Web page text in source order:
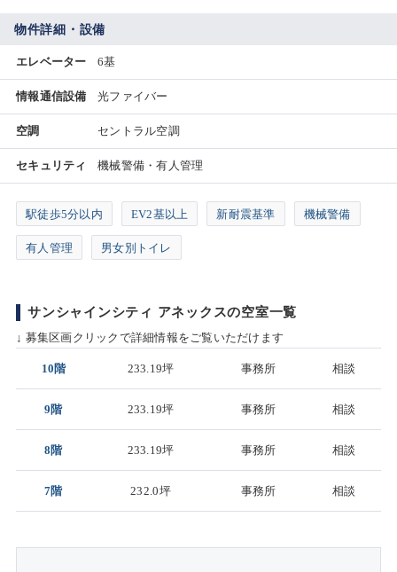
物件詳細・設備
エレベーター 6基
情報通信設備 光ファイバー
空調 セントラル空調
セキュリティ 機械警備・有人管理
駅徒歩5分以内 EV2基以上 新耐震基準 機械警備
有人管理 男女別トイレ
サンシャインシティ アネックスの空室一覧
↓ 募集区画クリックで詳細情報をご覧いただけます
10階 233.19坪 事務所 相談
9階 233.19坪 事務所 相談
8階 233.19坪 事務所 相談
7階 232.0坪 事務所 相談